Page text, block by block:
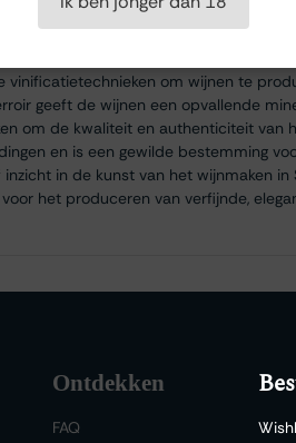
werd in de 18e eeuw opgericht
en bijdroeg aan de erkenning als
Cabernet Franc en Cabernet
vinificatietechnieken om wijnen te
geeft de wijnen een opvallende
om de kwaliteit en authenticiteit van
en is een gewilde bestemming
in de kunst van het wijnmaken
het produceren van verfijnde,
Ontdekken
FAQ